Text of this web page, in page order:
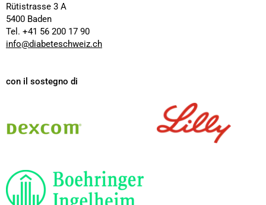
Rütistrasse 3 A
5400 Baden
Tel. +41 56 200 17 90
info@diabeteschweiz.ch
con il sostegno di
Dexcom
Boehringer